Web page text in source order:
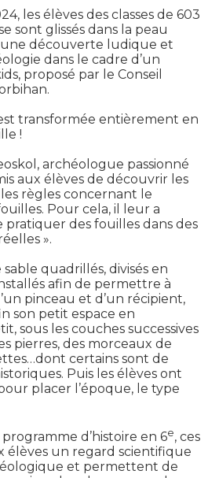
les élèves des classes de 603
sont glissés dans la peau
découverte ludique et
dans le cadre d’un
proposé par le Conseil
transformée entièrement en
!
archéologue passionné
aux élèves de découvrir les
règles concernant le
Pour cela, il leur a
pratiquer des fouilles dans des
».
quadrillés, divisés en
afin de permettre à
pinceau et d’un récipient,
son petit espace en
sous les couches successives
pierres, des morceaux de
certains sont de
Puis les élèves ont
placer l’époque, le type
d’histoire en 6e, ces
élèves un regard scientifique
et permettent de